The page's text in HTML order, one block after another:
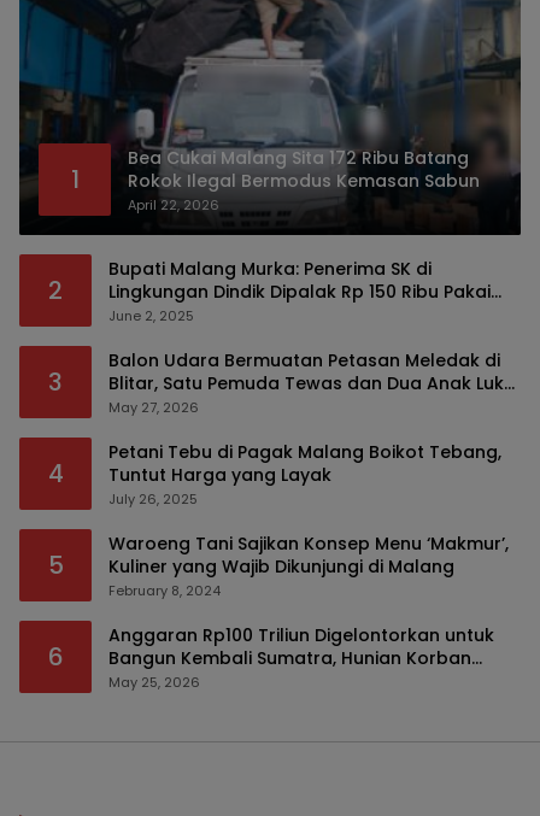
1
Bea Cukai Malang Sita 172 Ribu Batang
Rokok Ilegal Bermodus Kemasan Sabun
April 22, 2026
2
Bupati Malang Murka: Penerima SK di
Lingkungan Dindik Dipalak Rp 150 Ribu Pakai
Modus Tumpengan, KPK Turut Pantau
June 2, 2025
3
Balon Udara Bermuatan Petasan Meledak di
Blitar, Satu Pemuda Tewas dan Dua Anak Luka
Serius
May 27, 2026
4
Petani Tebu di Pagak Malang Boikot Tebang,
Tuntut Harga yang Layak
July 26, 2025
5
Waroeng Tani Sajikan Konsep Menu ‘Makmur’,
Kuliner yang Wajib Dikunjungi di Malang
February 8, 2024
6
Anggaran Rp100 Triliun Digelontorkan untuk
Bangun Kembali Sumatra, Hunian Korban
Bencana Bakal Difokuskan
May 25, 2026